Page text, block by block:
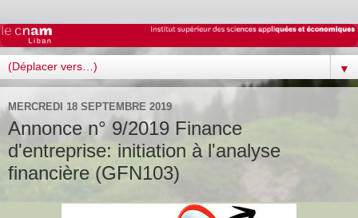
▼
MERCREDI 18 SEPTEMBRE 2019
Annonce n° 9/2019 Finance
d'entreprise: initiation à l'analyse
financière (GFN103)